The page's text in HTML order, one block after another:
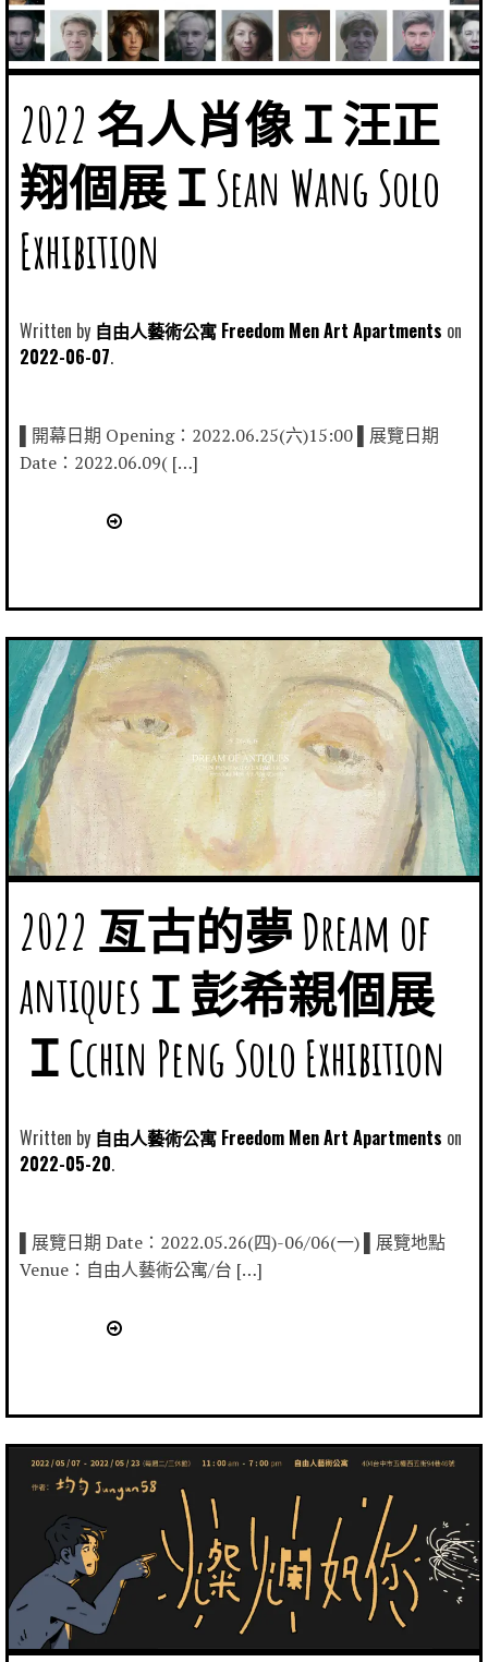
2022 名人肖像Ｉ汪正
翔個展ＩSean Wang Solo
Exhibition
Written by 自由人藝術公寓 Freedom Men Art Apartments
2022-06-07
▌開幕日期 Opening：2022.06.25(六)15:00 ▌展覽日期
Date：2022.06.09( […]
2022 亙古的夢 Dream of
antiquesＩ彭希親個展
ＩCchin Peng Solo Exhibition
Written by 自由人藝術公寓 Freedom Men Art Apartments
2022-05-20
▌展覽日期 Date：2022.05.26(四)-06/06(一) ▌展覽地點
Venue：自由人藝術公寓/台 […]